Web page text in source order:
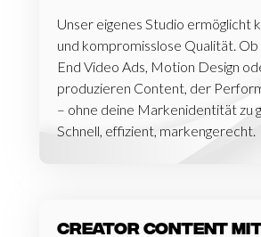
Unser eigenes Studio ermöglicht
und kompromisslose Qualität. Ob
End Video Ads, Motion Design
produzieren Content, der
– ohne deine Markenidentität zu
Schnell, effizient, markengerecht.
Creator Content mit